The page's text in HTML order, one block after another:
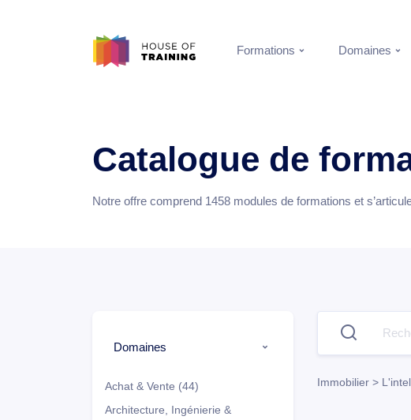
Formations Domaines
Catalogue de
Notre offre comprend 1458 modules de formations et
Domaines
Achat & Vente (44)
Architecture, Ingénierie &
Immobilier >